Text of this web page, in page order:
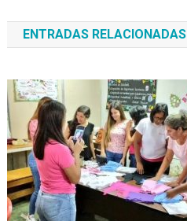
de
entradas
ENTRADAS RELACIONADAS